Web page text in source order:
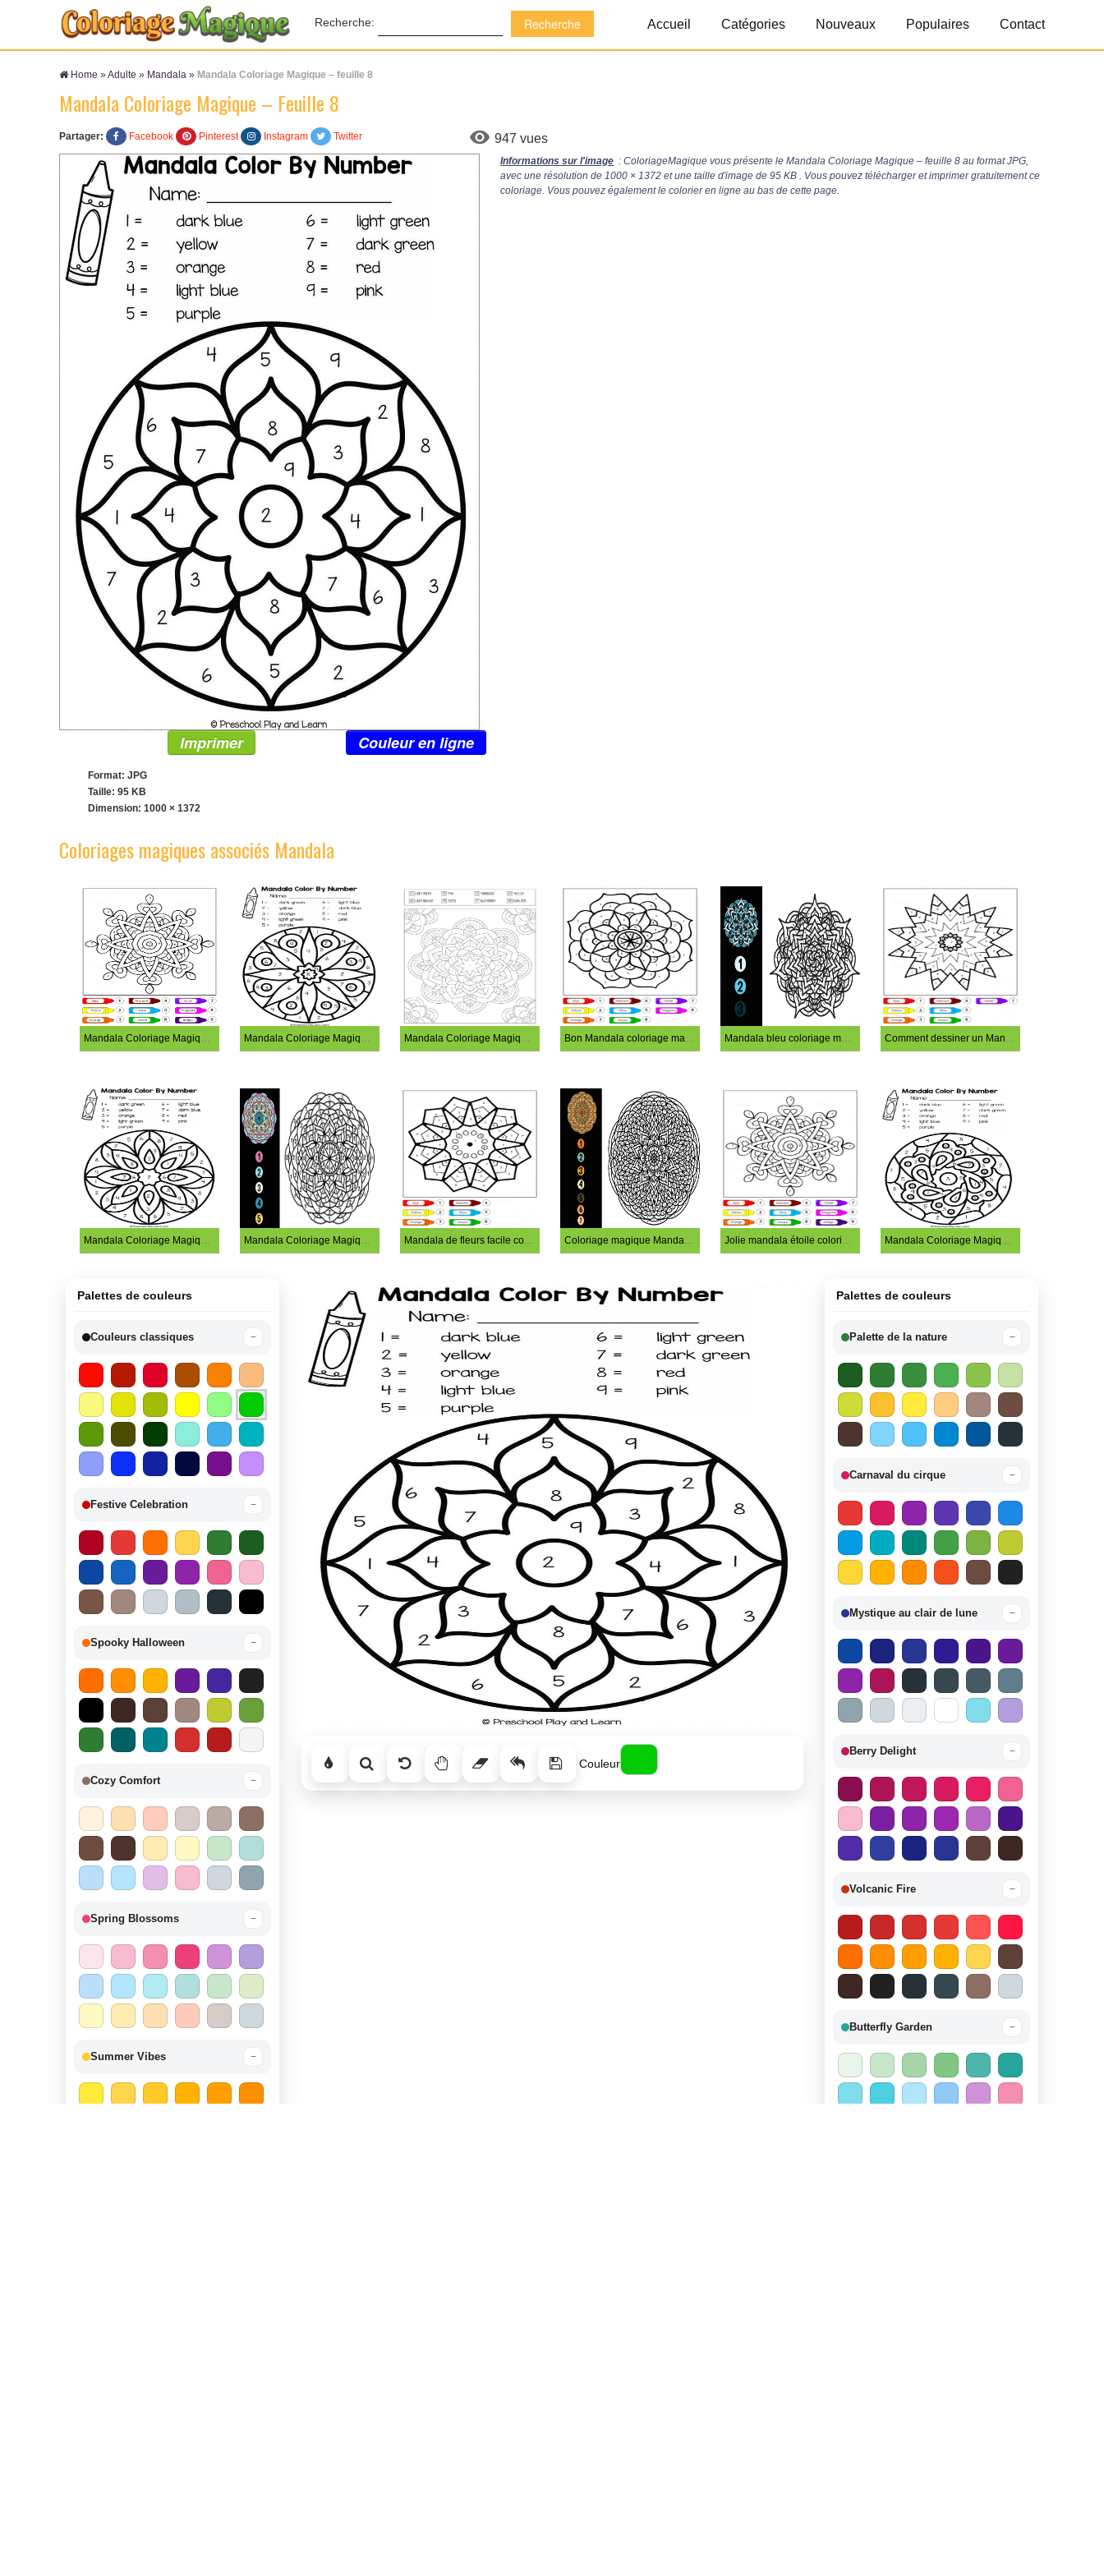
Recherche: Accueil Catégories Nouveaux Populaires Contact
Home »Adulte » Mandala » Mandala Coloriage Magique – feuille 8
Mandala Coloriage Magique – Feuille 8
Partager: Facebook Pinterest Instagram Twitter 947 vues
Informations sur l'image : ColoriageMagique vous présente le Mandala Coloriage Magique – feuille 8 au format JPG,
avec une résolution de1000 × 1372 et une taille d'image de 95 KB . Vous pouvez télécharger et imprimer gratuitement ce
coloriage. Vous pouvez également le colorier en ligne au bas de cette page.
Imprimer Couleur en ligne
Format: JPG
Taille: 95 KB
Dimension: 1000 × 1372
Coloriages magiques associés Mandala
Mandala Coloriage Magique – feuille 14 Mandala Coloriage Magique – feuille 9 Mandala Coloriage Magique – feuille 18 Bon Mandala coloriage magique Mandala bleu coloriage magique Comment dessiner un Mandala coloriage magique
Mandala Coloriage Magique – feuille 11 Mandala Coloriage Magique – feuille 12 Mandala de fleurs facile coloriage magique Coloriage magique Mandala orange Jolie mandala étoile coloriage magique Mandala Coloriage Magique – feuille 7
Palettes de couleurs
Couleurs classiques −
Festive Celebration −
Spooky Halloween −
Cozy Comfort −
Spring Blossoms −
Summer Vibes −
Couleur
Palettes de couleurs
Palette de la nature −
Carnaval du cirque −
Mystique au clair de lune −
Berry Delight −
Volcanic Fire −
Butterfly Garden −